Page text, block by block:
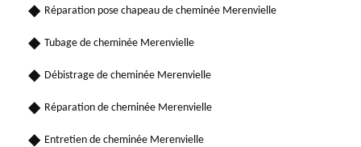
Réparation pose chapeau de cheminée Merenvielle
Tubage de cheminée Merenvielle
Débistrage de cheminée Merenvielle
Réparation de cheminée Merenvielle
Entretien de cheminée Merenvielle